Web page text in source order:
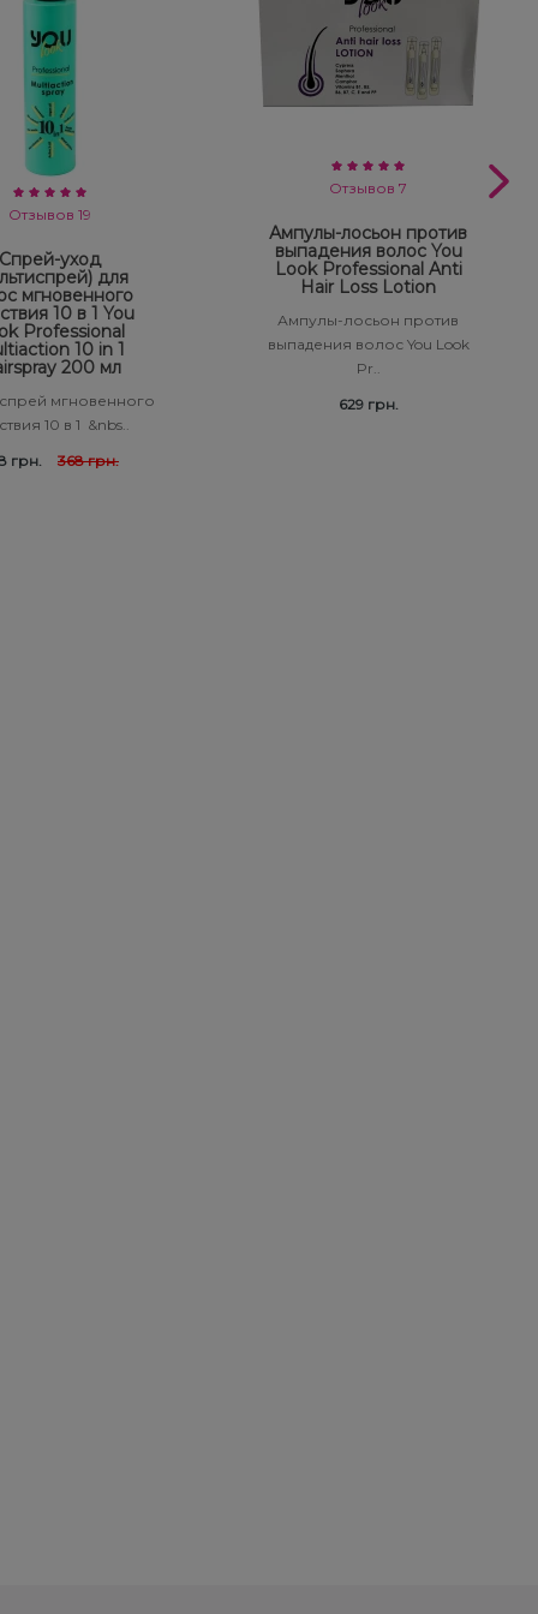
Отзывов 19
Спрей-уход
для
мгновенного
10 в 1 You
Professional
10 in 1
200 мл
мгновенного
10 в 1 &nbs..
грн.
368 грн.
Отзывов 7
Ампулы-лосьон против
выпадения волос You
Look Professional Anti
Hair Loss Lotion
Ампулы-лосьон против
выпадения волос You Look
Pr..
629 грн.